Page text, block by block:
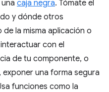
caja negra. Tómate el
y dónde otros
la misma aplicación o
con el
de tu componente, o
exponer una forma segura
funciones como la